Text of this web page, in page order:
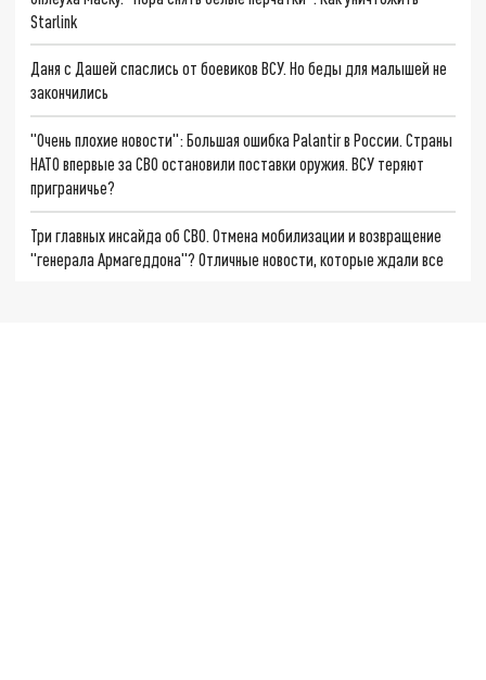
Starlink
Даня с Дашей спаслись от боевиков ВСУ. Но беды для малышей не
закончились
"Очень плохие новости": Большая ошибка Palantir в России. Страны
НАТО впервые за СВО остановили поставки оружия. ВСУ теряют
приграничье?
Три главных инсайда об СВО. Отмена мобилизации и возвращение
"генерала Армагеддона"? Отличные новости, которые ждали все